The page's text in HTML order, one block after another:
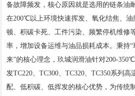
备故障频发，核心原因就是选用的链条油
在200℃以上环境快速挥发、氧化结焦、
顿、积碳卡死、工件污染、频繁停机维修
率，增加设备运维与油品损耗成本。秉持
来”的核心理念，玖城润滑油针对200-
发TC220、TC300、TC320、TC350系列
配、低积碳、低挥发的核心优势，为传统